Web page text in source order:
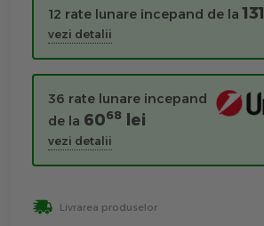
12 rate lunare incepand de la131
vezi detalii
36 rate lunare incepand
de la 6068 lei
vezi detalii
Livrarea produselor